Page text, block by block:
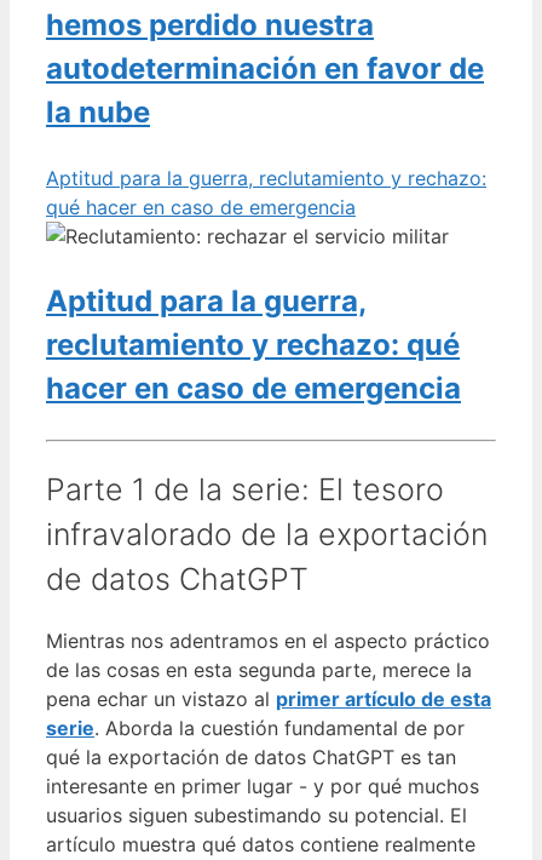
hemos perdido nuestra
autodeterminación en favor de
la nube
Aptitud para la guerra, reclutamiento y rechazo:
qué hacer en caso de emergencia
Aptitud para la guerra,
reclutamiento y rechazo: qué
hacer en caso de emergencia
Parte 1 de la serie: El tesoro
infravalorado de la exportación
de datos ChatGPT
Mientras nos adentramos en el aspecto práctico
de las cosas en esta segunda parte, merece la
pena echar un vistazo al primer artículo de esta
serie. Aborda la cuestión fundamental de por
qué la exportación de datos ChatGPT es tan
interesante en primer lugar - y por qué muchos
usuarios siguen subestimando su potencial. El
artículo muestra qué datos contiene realmente